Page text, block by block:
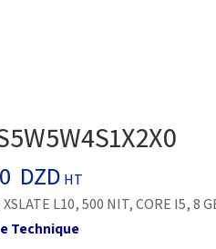
DZD HT
L10, 500 NIT, CORE I5, 8
Technique